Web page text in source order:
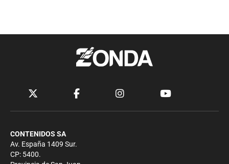
CONTENIDOS SA
Av. España 1409 Sur.
CP: 5400.